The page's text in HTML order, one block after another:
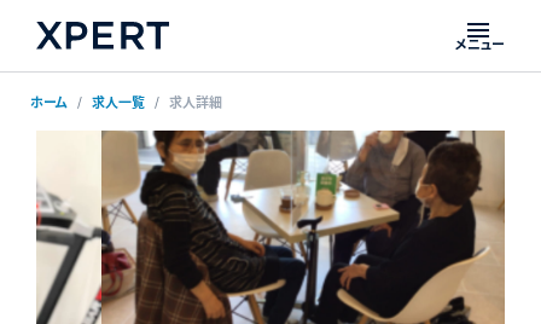
メニュー
ホーム 求人一覧 求人詳細